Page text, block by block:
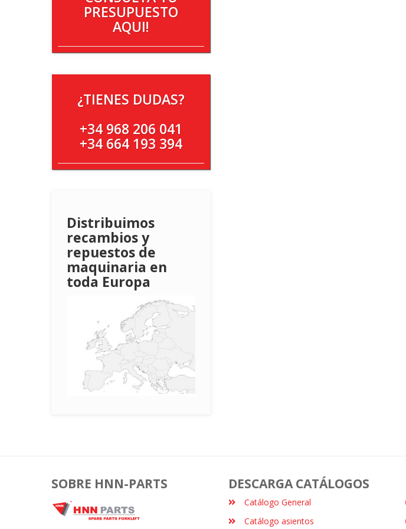
PRESUPUESTO
AQUI!
¿TIENES DUDAS?
+34 968 206 041
+34 664 193 394
Distribuimos
recambios y
repuestos de
maquinaria en
toda Europa
SOBRE HNN-PARTS DESCARGA CATÁLOGOS
Catálogo General
Catálogo asientos